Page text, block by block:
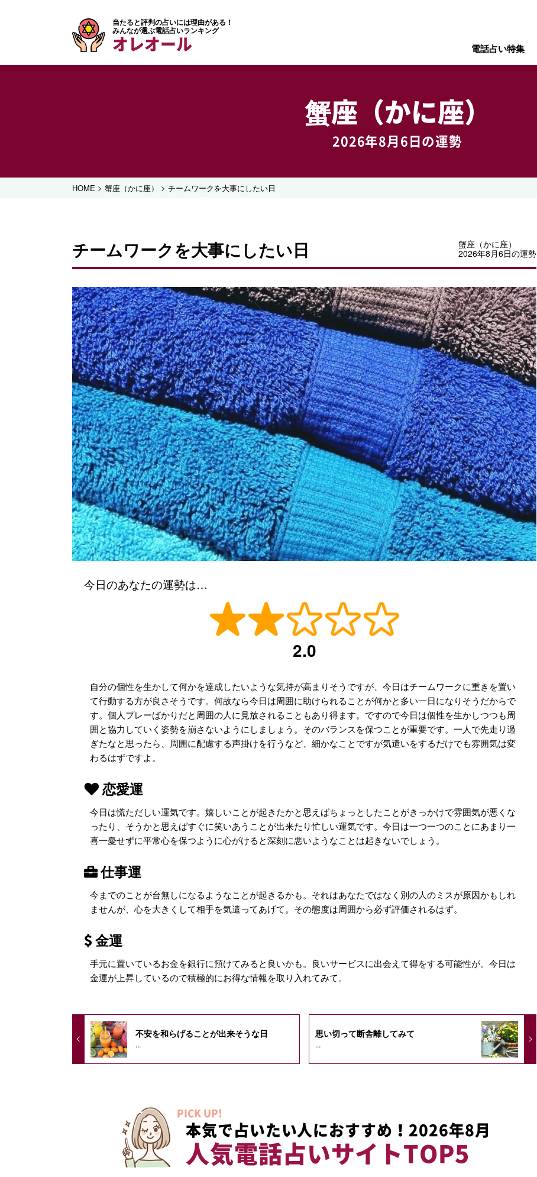
当たると評判の占いには理由がある！
みんなが選ぶ電話占いランキング
オレオール 電話占い特集
蟹座（かに座）
2026年8月6日の運勢
HOME > 蟹座（かに座） > チームワークを大事にしたい日
チームワークを大事にしたい日
蟹座（かに座）
2026年8月6日の運勢
今日のあなたの運勢は…
2.0
自分の個性を生かして何かを達成したいような気持が高まりそうですが、今日はチームワークに重きを置い
て行動する方が良さそうです。何故なら今日は周囲に助けられることが何かと多い一日になりそうだからで
す。個人プレーばかりだと周囲の人に見放されることもあり得ます。ですので今日は個性を生かしつつも周
囲と協力していく姿勢を崩さないようにしましょう。そのバランスを保つことが重要です。一人で先走り過
ぎたなと思ったら、周囲に配慮する声掛けを行うなど、細かなことですが気遣いをするだけでも雰囲気は変
わるはずですよ。
恋愛運
今日は慌ただしい運気です。嬉しいことが起きたかと思えばちょっとしたことがきっかけで雰囲気が悪くな
ったり、そうかと思えばすぐに笑いあうことが出来たり忙しい運気です。今日は一つ一つのことにあまり一
喜一憂せずに平常心を保つように心がけると深刻に悪いようなことは起きないでしょう。
仕事運
今までのことが台無しになるようなことが起きるかも。それはあなたではなく別の人のミスが原因かもしれ
ませんが、心を大きくして相手を気遣ってあげて。その態度は周囲から必ず評価されるはず。
金運
手元に置いているお金を銀行に預けてみると良いかも。良いサービスに出会えて得をする可能性が。今日は
金運が上昇しているので積極的にお得な情報を取り入れてみて。
不安を和らげることが出来そうな日
...
思い切って断舎離してみて
...
PICK UP!
本気で占いたい人におすすめ！2026年8月
人気電話占いサイトTOP5